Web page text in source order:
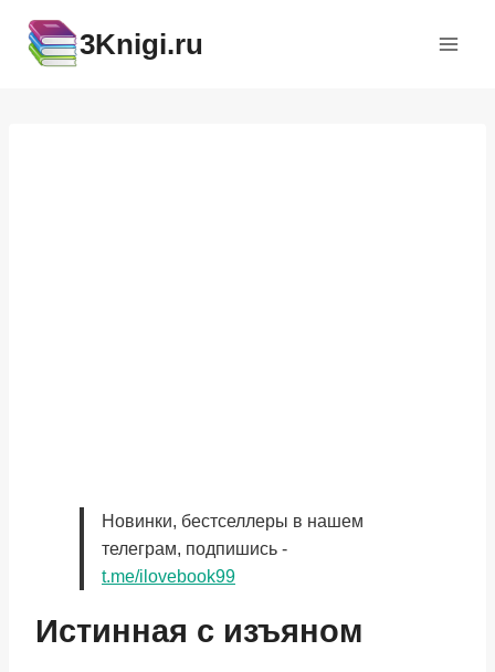
содержимому
3Knigi.ru
Новинки, бестселлеры в нашем
телеграм, подпишись -
t.me/ilovebook99
Истинная с изъяном